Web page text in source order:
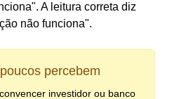
A leitura correta diz
não funciona".
percebem
investidor ou banco